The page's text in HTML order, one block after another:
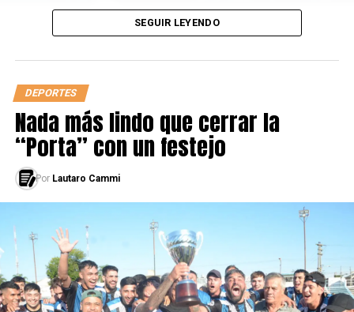
SEGUIR LEYENDO
DEPORTES
Nada más lindo que cerrar la
“Porta” con un festejo
Por Lautaro Cammi